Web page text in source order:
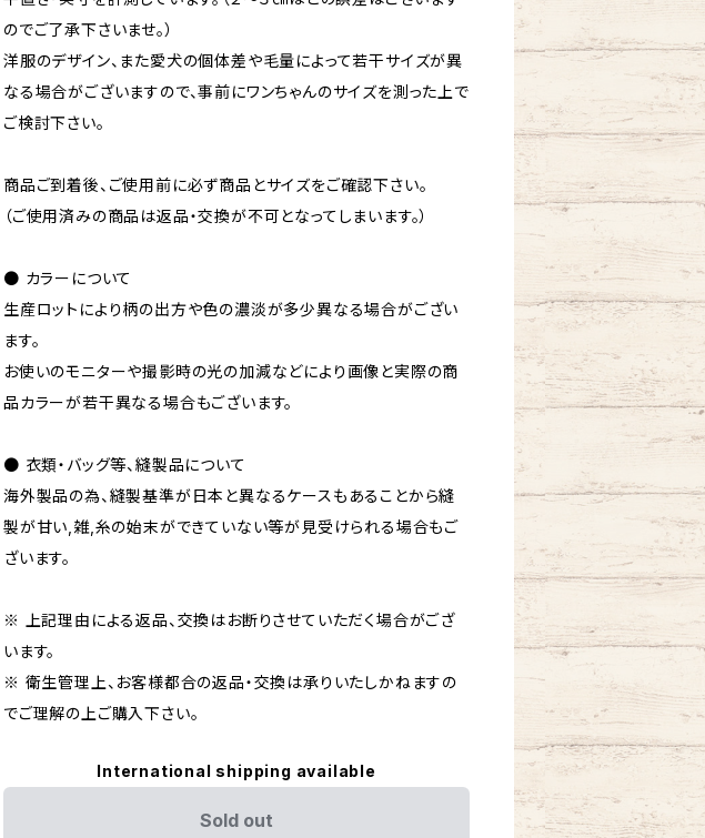
のでご了承下さいませ。）
洋服のデザイン、また愛犬の個体差や毛量によって若干サイズが異
なる場合がございますので、事前にワンちゃんのサイズを測った上で
ご検討下さい。
商品ご到着後、ご使用前に必ず商品とサイズをご確認下さい。
（ご使用済みの商品は返品・交換が不可となってしまいます。）
● カラーについて
生産ロットにより柄の出方や色の濃淡が多少異なる場合がござい
ます。
お使いのモニターや撮影時の光の加減などにより画像と実際の商
品カラーが若干異なる場合もございます。
● 衣類・バッグ等、縫製品について
海外製品の為、縫製基準が日本と異なるケースもあることから縫
製が甘い,雑,糸の始末ができていない等が見受けられる場合もご
ざいます。
※ 上記理由による返品、交換はお断りさせていただく場合がござ
います。
※ 衛生管理上、お客様都合の返品・交換は承りいたしかねますの
でご理解の上ご購入下さい。
International shipping available
Sold out